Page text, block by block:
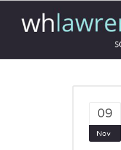
09
Nov